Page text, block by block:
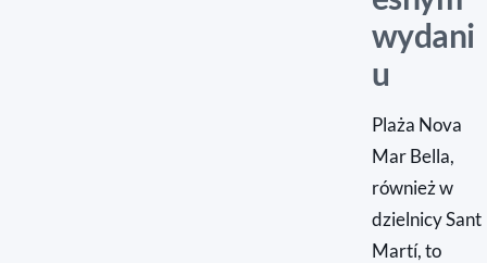
wydani
u
Plaża Nova
Mar Bella,
również w
dzielnicy Sant
Martí, to